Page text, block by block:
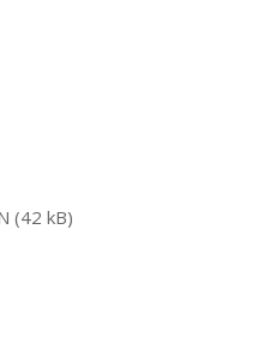
(42 kB)